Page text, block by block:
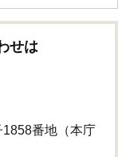
せは
番地（本庁